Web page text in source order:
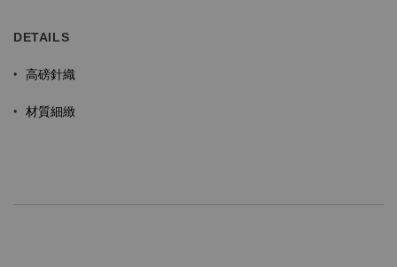
DETAILS
• 高磅針織
• 材質細緻